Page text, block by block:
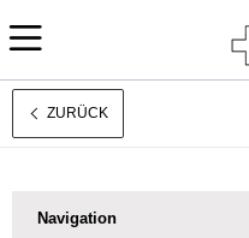
Rechtsprechung
ZURÜCK
Navigation